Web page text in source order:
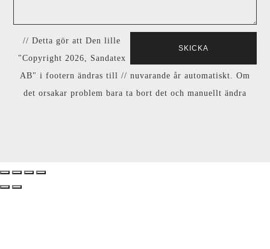
// Detta gör att Den lille
"Copyright 2026, Sandatex
AB" i footern ändras till // nuvarande år automatiskt. Om
det orsakar problem bara ta bort det och manuellt ändra